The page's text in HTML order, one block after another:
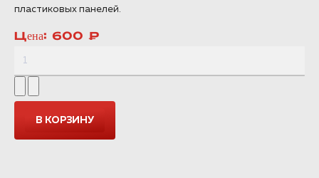
пластиковых панелей.
Цена: 600 ₽